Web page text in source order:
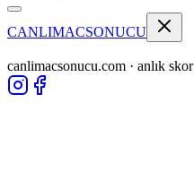
CANLIMACSONUCU
canlimacsonucu.com · anlık skor